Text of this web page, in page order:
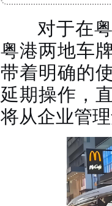
对于在粤
粤港两地车
带着明确的
延期操作，
将从企业管